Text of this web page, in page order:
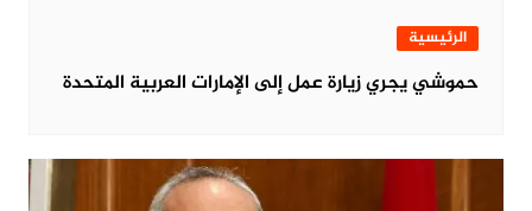
الرئيسية
حموشي يجري زيارة عمل إلى الإمارات العربية المتحدة